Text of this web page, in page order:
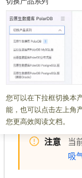
您可以在下拉框切换本
能，也可以点击左上角
您更高效阅读文档。
呼吸气泡层（
呼吸气
更新时间：2020-
呼吸气泡层是基
型以及经纬度等
注意 当
吸
大模型
文本生成
Qwen3.8-Max
智能体时代全能旗舰模
Qwen3.7-Plus
能看、能想、能动手
Qwen3-VL-Plus
大模型服务平台百炼
大模型服务与应用平台
千问大模型
多元化、高性能、安
无影云电脑
随时随地安全接入的云
云解析DNS
云原生大数据计算服
千问办公，解锁你的工
企业级Agent产品，直
Agency Agents：拥
HappyHorse 打造一
快速拥有专属
普惠上云 官方力荐
云服务器38元/年起，超
官方推荐返现计划
推荐新用户得奖励，单
云工开物
高校专属算力普惠，学
免费试用
解决方案免费试用 新
云上成本管理
管理和优化成本
网站建设
多端小程序
Salesforce 国际版订
友盟天域
观测云
Tuya 物联网平台阿里
蓝凌 OA
分销伙伴
咨询伙伴
销售伙伴合作计划
Salesforce On
Consulting Partner 合
AI 大模型销售与服
在线服务
售后服务
自助服务
工单服务
短信专区
什么是云计算
技术领先
稳定可靠
安全合规
分析师报告
研究报告与白皮书
天池大赛
AI 算法大赛